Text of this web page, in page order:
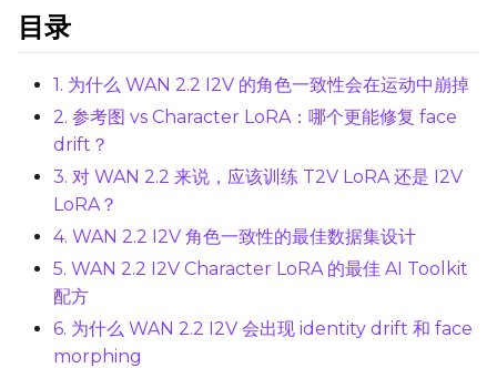
Gradient Accumulation
Optimizer
AdamW8Bit
目录
1. 为什么 WAN 2.2 I2V 的角色一致性会在运动中崩掉
2. 参考图 vs Character LoRA：哪个更能修复 face
drift？
3. 对 WAN 2.2 来说，应该训练 T2V LoRA 还是 I2V
LoRA？
4. WAN 2.2 I2V 角色一致性的最佳数据集设计
5. WAN 2.2 I2V Character LoRA 的最佳 AI Toolkit
配方
6. 为什么 WAN 2.2 I2V 会出现 identity drift 和 face
morphing